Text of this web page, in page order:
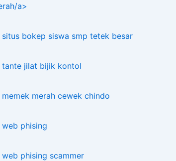
a>
situs bokep siswa smp tetek besar
tante jilat bijik kontol
memek merah cewek chindo
web phising
web phising scammer